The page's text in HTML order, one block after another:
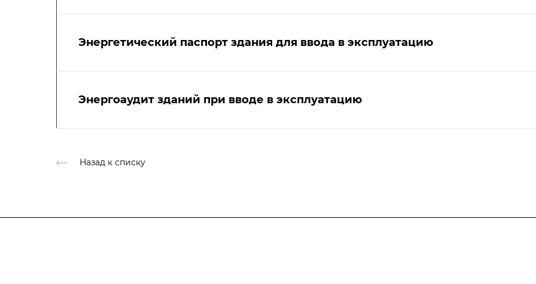
Энергетический паспорт здания для ввода в эксплуатацию
Энергоаудит зданий при вводе в эксплуатацию
Назад к списку